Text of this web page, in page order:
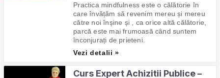
Practica mindfulness este o călătorie în
care învățăm să revenim mereu și mereu
către noi înșine și , ca orice altă călătorie,
parcă este mai frumoasă când suntem
înconjurați de prieteni.
Vezi detalii »
Curs Expert Achizitii Publice –